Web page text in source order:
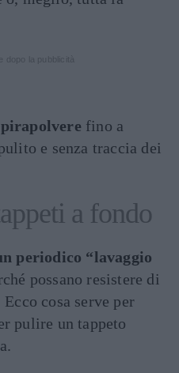
fino a
e senza traccia dei
a fondo
periodico “lavaggio
possano resistere di
cosa serve per
pulire un tappeto